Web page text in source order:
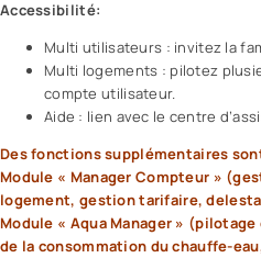
Accessibilité:
Multi utilisateurs : invitez la
Multi logements : pilotez
compte utilisateur.
Aide : lien avec le centre
Des fonctions supplémentaires
Module « Manager Compteur »
logement, gestion tarifaire,
Module « Aqua Manager » (pilotage
de la consommation du chauffe-